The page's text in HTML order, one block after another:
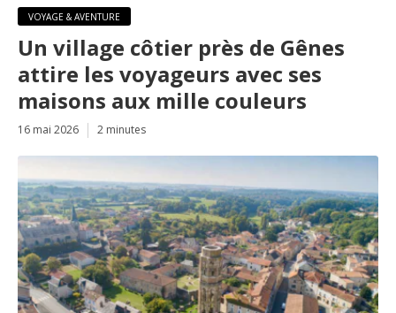
VOYAGE & AVENTURE
Un village côtier près de Gênes
attire les voyageurs avec ses
maisons aux mille couleurs
16 mai 2026 2 minutes